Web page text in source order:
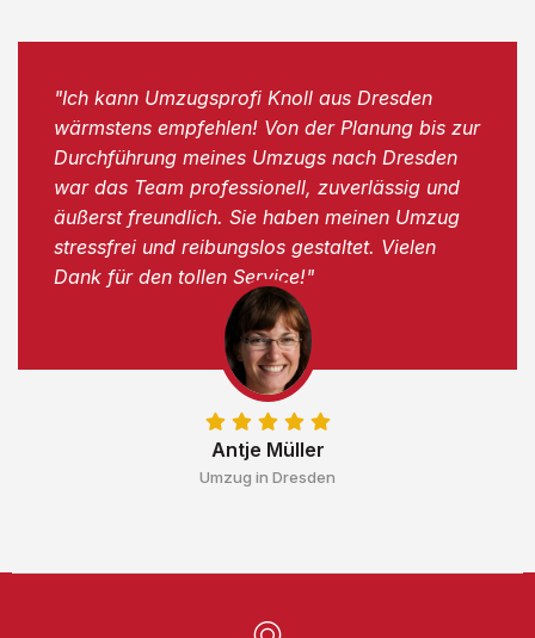
Antje Müller
Umzug in Dresden
"Ich kann Umzugsprofi Knoll aus Dresden
wärmstens empfehlen! Von der Planung bis zur
Durchführung meines Umzugs nach Dresden
war das Team professionell, zuverlässig und
äußerst freundlich. Sie haben meinen Umzug
stressfrei und reibungslos gestaltet. Vielen
Dank für den tollen Service!"